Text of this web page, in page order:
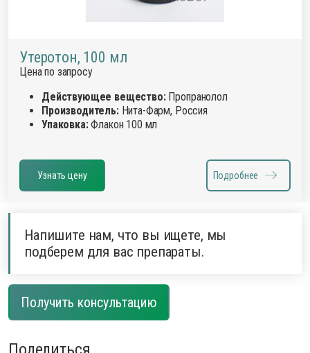
Утеротон, 100 мл
Цена по запросу
Действующее вещество:Пропранолол
Производитель:Нита-Фарм, Россия
Упаковка:Флакон 100 мл
Узнать цену Подробнее
Напишите нам, что вы ищете, мы
подберем для вас препараты.
Получить консультацию